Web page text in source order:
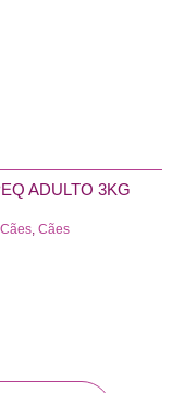
ADULTO 3KG
, Cães